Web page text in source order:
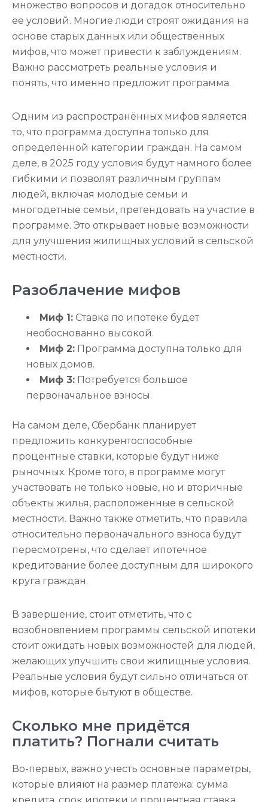
множество вопросов и догадок относительно
её условий. Многие люди строят ожидания на
основе старых данных или общественных
мифов, что может привести к заблуждениям.
Важно рассмотреть реальные условия и
понять, что именно предложит программа.
Одним из распространённых мифов является
то, что программа доступна только для
определённой категории граждан. На самом
деле, в 2025 году условия будут намного более
гибкими и позволят различным группам
людей, включая молодые семьи и
многодетные семьи, претендовать на участие в
программе. Это открывает новые возможности
для улучшения жилищных условий в сельской
местности.
Разоблачение мифов
Миф 1: Ставка по ипотеке будет
необоснованно высокой.
Миф 2: Программа доступна только для
новых домов.
Миф 3: Потребуется большое
первоначальное взносы.
На самом деле, Сбербанк планирует
предложить конкурентоспособные
процентные ставки, которые будут ниже
рыночных. Кроме того, в программе могут
участвовать не только новые, но и вторичные
объекты жилья, расположенные в сельской
местности. Важно также отметить, что правила
относительно первоначального взноса будут
пересмотрены, что сделает ипотечное
кредитование более доступным для широкого
круга граждан.
В завершение, стоит отметить, что с
возобновлением программы сельской ипотеки
стоит ожидать новых возможностей для людей,
желающих улучшить свои жилищные условия.
Реальные условия будут сильно отличаться от
мифов, которые бытуют в обществе.
Сколько мне придётся
платить? Погнали считать
Во-первых, важно учесть основные параметры,
которые влияют на размер платежа: сумма
кредита, срок ипотеки и процентная ставка.